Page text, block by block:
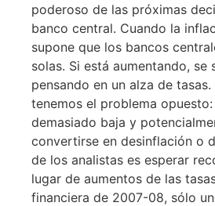
poderoso de las próximas
banco central. Cuando la
supone que los bancos
solas. Si está aumentando, se
pensando en un alza de
tenemos el problema
demasiado baja y
convertirse en desinflación o
de los analistas es esperar
lugar de aumentos de las
financiera de 2007-08, sólo